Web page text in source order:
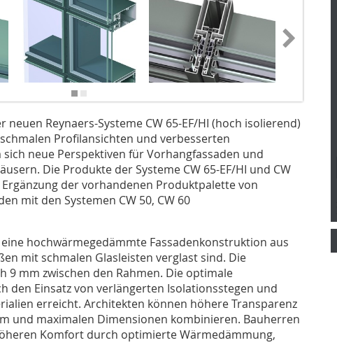
Reynaers-Systeme CW 65-EF/HI (hoch isolierend)
Profilansichten und verbesserten
neue ­Perspektiven für Vorhangfassaden und
Die Produkte der Systeme CW 65-EF/HI und CW
Ergänzung der vorhandenen Produktpalette von
mit den Systemen CW 50, CW 60
eine hochwärmegedämmte Fassadenkonstruktion aus
mit schmalen Glasleisten verglast sind. Die
9 mm zwischen den Rahmen. Die optimale
den Einsatz von verlängerten Isolationsstegen und
erreicht. Architekten können höhere Transparenz
und maximalen Dimensionen kombinieren. Bauherren
Komfort durch optimier­te Wärmedämmung,